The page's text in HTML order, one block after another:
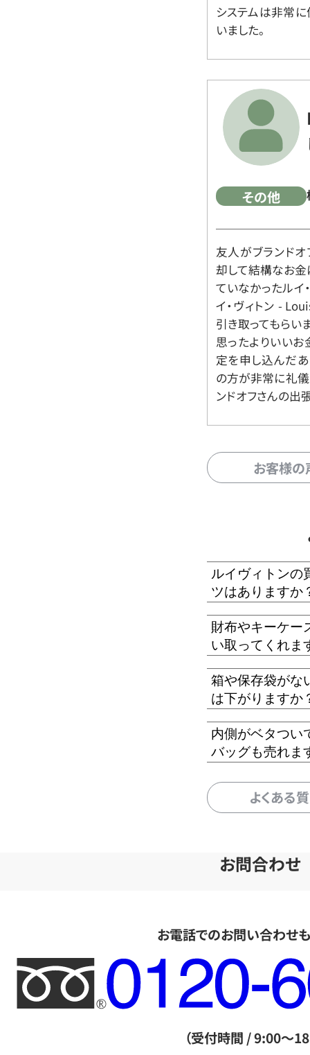
システムは非常に
いました。
その他
友人がブランド
却して結構なお金
ていなかったルイ
イ・ヴィトン -
引き取ってもらい
思ったよりいいお
定を申し込んだ
の方が非常に礼儀
ンドオフさんの出
お客様
ルイヴィトンの
ツはありますか
財布やキーケー
い取ってくれま
箱や保存袋がな
は下がりますか
内側がベタつい
バッグも売れま
よくある
お問合わせ
お電話でのお問い合わせ
フ
リ
ー
（受付時間 / 9:00～